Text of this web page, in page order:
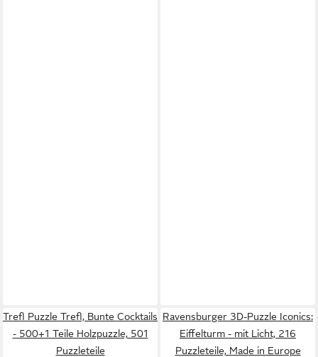
Trefl Puzzle Trefl, Bunte Cocktails
- 500+1 Teile Holzpuzzle, 501
Puzzleteile
Ravensburger 3D-Puzzle Iconics:
Eiffelturm - mit Licht, 216
Puzzleteile, Made in Europe